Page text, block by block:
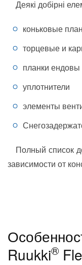
Деякі добірні
коньковые
торцевые и
планки ендовы
уплотнители
элементы
Полный список
зависимости от
Ruukki®